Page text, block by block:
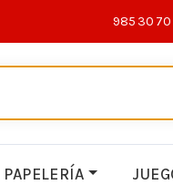
985 30 70
PAPELERÍA